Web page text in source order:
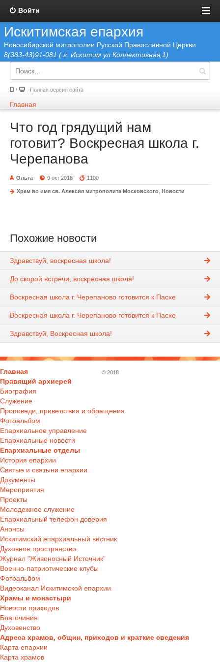
Войти
Искитимская епархия
Новосибирской митрополии Русской Православной Церкви
8(383-43)91-081 ( г. Искитим ул.Коллективная,1)
Полная версия сайта
Главная
Что год грядущий нам
готовит? Воскресная школа г.
Черепанова
Ольга 9 окт 2018 1100
Храм во имя св. Алексия митрополита Московского Новости
Похожие новости
Здравствуй, воскресная школа!
До скорой встречи, воскресная школа!
Воскресная школа г. Черепаново готовится к Пасхе
Воскресная школа г. Черепаново готовится к Пасхе
Здравствуй, Воскресная школа!
Главная
Правящий архиерей
Биография
Служение
Проповеди, приветствия и обращения
Фотоальбом
Епархиальное управление
Епархиальные новости
Епархиальные отделы
История епархии
Святые и святыни епархии
Документы
Мероприятия
Проекты
Молодежное служение
Епархиальный телефон доверия
Анонсы
Искитимский епархиальный вестник
Духовное пространство
Журнал "Живоносный Источник"
Военно-патриотические клубы
Фотоальбом
Видеоканал Искитимской епархии
Храмы и монастыри
Новости приходов
Благочиния
Духовенство
Адреса храмов, общин, приходов и краткие сведения
Карта епархии
Карта храмов
© 2018